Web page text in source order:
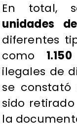
En total,
unidades
diferentes
como
ilegales de
se
sido
la